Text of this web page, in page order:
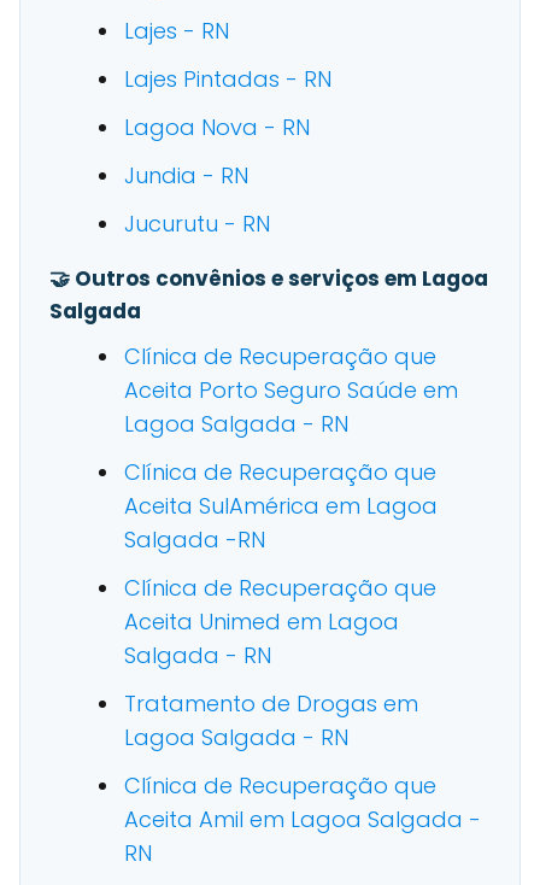
Lajes - RN
Lajes Pintadas - RN
Lagoa Nova - RN
Jundia - RN
Jucurutu - RN
🤝 Outros convênios e serviços em Lagoa
Salgada
Clínica de Recuperação que
Aceita Porto Seguro Saúde em
Lagoa Salgada - RN
Clínica de Recuperação que
Aceita SulAmérica em Lagoa
Salgada -RN
Clínica de Recuperação que
Aceita Unimed em Lagoa
Salgada - RN
Tratamento de Drogas em
Lagoa Salgada - RN
Clínica de Recuperação que
Aceita Amil em Lagoa Salgada -
RN